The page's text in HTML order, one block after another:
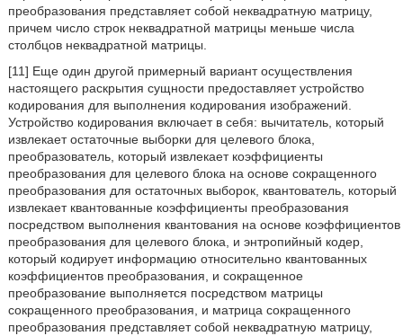
преобразования представляет собой неквадратную матрицу,
причем число строк неквадратной матрицы меньше числа
столбцов неквадратной матрицы.
[11] Еще один другой примерный вариант осуществления
настоящего раскрытия сущности предоставляет устройство
кодирования для выполнения кодирования изображений.
Устройство кодирования включает в себя: вычитатель, который
извлекает остаточные выборки для целевого блока,
преобразователь, который извлекает коэффициенты
преобразования для целевого блока на основе сокращенного
преобразования для остаточных выборок, квантователь, который
извлекает квантованные коэффициенты преобразования
посредством выполнения квантования на основе коэффициентов
преобразования для целевого блока, и энтропийный кодер,
который кодирует информацию относительно квантованных
коэффициентов преобразования, и сокращенное
преобразование выполняется посредством матрицы
сокращенного преобразования, и матрица сокращенного
преобразования представляет собой неквадратную матрицу,